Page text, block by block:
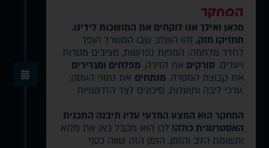
המחקר
מכאן ואילך אנו לוקחים את המושכות לידינו.
תחזיקו חזק.זהו השלב שבו המשרד הופך
לחדר מלחמה: המפות נפרשות, מציבים מטרות
ויעדים. סורקים את הזירה, מפלחים ומגדירים
את קבוצת המטרה. מנתחים את נתוני העסק:
ערכי ליבה ותועלות, סיכונים לצד הזדמנויות.
המחקר הוא המצע המדעי עליו תיבנה התכנית
האסטרטגית כולה! לכן הוא מקבל כאן את מלוא
תשומת הלב והזמן. הזמן הזה שווה כסף!